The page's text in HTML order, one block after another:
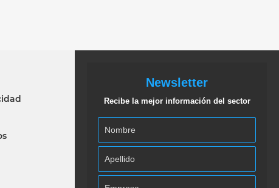
Newsletter
Recibe la mejor información del sector